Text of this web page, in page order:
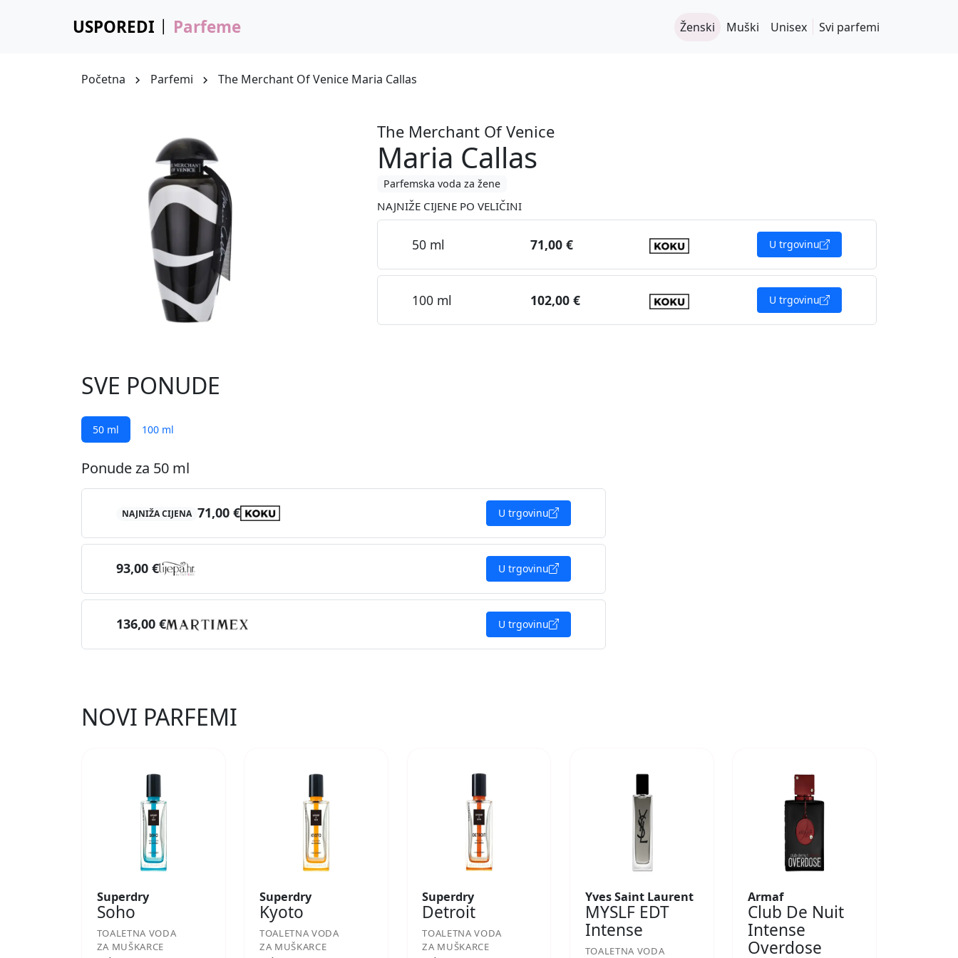
USPOREDI Parfeme Ženski Muški Unisex Svi parfemi
Početna Parfemi The Merchant Of Venice Maria Callas
The Merchant Of Venice
Maria Callas
Parfemska voda za žene
NAJNIŽE CIJENE PO VELIČINI
50 ml 71,00 € U trgovinu
100 ml 102,00 € U trgovinu
SVE PONUDE
50 ml 100 ml
Ponude za 50 ml
NAJNIŽA CIJENA 71,00 € U trgovinu
93,00 € U trgovinu
136,00 € U trgovinu
NOVI PARFEMI
Superdry
Soho
TOALETNA VODA
ZA MUŠKARCE
Superdry
Kyoto
TOALETNA VODA
ZA MUŠKARCE
Superdry
Detroit
TOALETNA VODA
ZA MUŠKARCE
Yves Saint Laurent
MYSLF EDT
Intense
TOALETNA VODA
Armaf
Club De Nuit
Intense
Overdose